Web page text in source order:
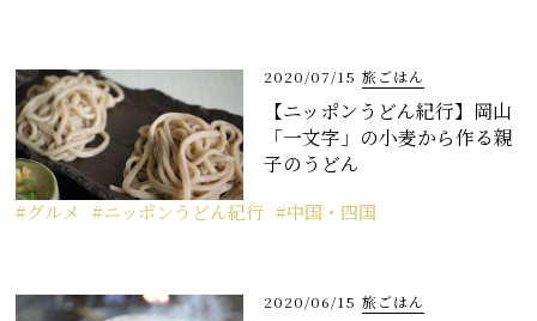
2020/07/15 旅ごはん
【ニッポンうどん紀行】岡山
「一文字」の小麦から作る親
子のうどん
グルメ ニッポンうどん紀行 中国・四国
2020/06/15 旅ごはん